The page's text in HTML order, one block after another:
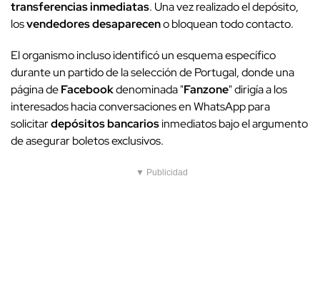
transferencias inmediatas. Una vez realizado el depósito,
losvendedores desapareceno bloquean todo contacto.
El organismo incluso identificó un esquema específico
durante un partido de la selección de Portugal, donde una
página deFacebookdenominada "Fanzone" dirigía a los
interesados hacia conversaciones en WhatsApp para
solicitardepósitos bancariosinmediatos bajo el argumento
de asegurar boletos exclusivos.
▼ Publicidad